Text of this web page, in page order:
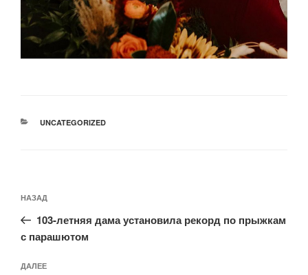
РУБРИКИ
UNCATEGORIZED
по
записям
Предыдущая
запись:
НАЗАД
103-летняя дама установила рекорд по прыжкам
с парашютом
Следующая
ДАЛЕЕ